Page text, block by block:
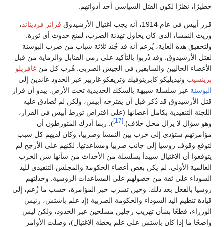
خطيرًا، نظرًا لكون القتل السياسي أحد أدواتهم.
قرر أبيس في عام 1914، أنه يجب اغتيال الأرشيدوق فرانز فرديناند،
وريث النمسا، الذي كان يحاول تهدئة الصرب، لمنع حدوث أي ثورة.
ولتحقيق هذه الغاية، يُزعم أنه قد جُند ثلاثة شباب من صرب البوسنة
لقتل الأرشيدوق. وقد دُربوا بالتأكيد على رمي القنابل والرماية من قبل
الأعضاء الحاليين والسابقين في الجيش الصربي. هُرب كل من غافريلو
برينسيب ونيديليكو كابرينوفيك وتريفكو غاربيز عبر الحدود عائدين إلى
البوسنة عبر سلسلة شبيهة بالسكك الحديدية تحت الأرض. يبدو أن قرار
قتل الأرشيدوق قد ذُكر قبل أن يقترحه أبيس، ولكن لم تُصادق عليه
اللجنة التنفيذية بكامل أعضائها (على افتراض تورط أبيس في القرار،
وهو سؤال لا يزال محل خلاف). [17]
). ربما أدرك المتورطون أن
مؤامرتهم ستؤدي إلى حرب بين النمسا وصربيا، وكان لديهم كل سبب
لتوقع وقوف روسيا إلى جانب صربيا ومساعدتها. لكنهم على الأرجح لم
يتوقعوا أن الاغتيال سيبدأ بسلسلة من الأحداث من شأنها شن الحرب
العالمية الأولى. لم يكن بعض أعضاء الحكومة والمجلس التنفيذي لليد
السوداء على ثقة من حصولهم على المساعدات الروسية. وخذلتهم
روسيا بالفعل بعد ذلك. وحين تسرب خبر المؤامرة، حسب ما زُعم، إلى
قيادة تنظيم اليد السوداء والحكومة الصربية (إذ علم باشتش، رئيس
الوزراء، قطعًا بشأن تهريب رجلين مسلحين عبر الحدود، ولكن ليس
واضحًا ما إذا كان باشتش على علم بخطة الاغتيال)، وصلت الأوامر